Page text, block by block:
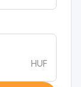
HUF